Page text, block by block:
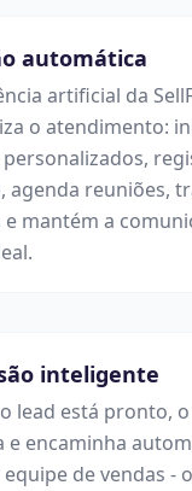
automática
artificial da
o atendimento:
agenda reuniões,
mantém a
inteligente
lead está pronto,
e encaminha
de vendas -